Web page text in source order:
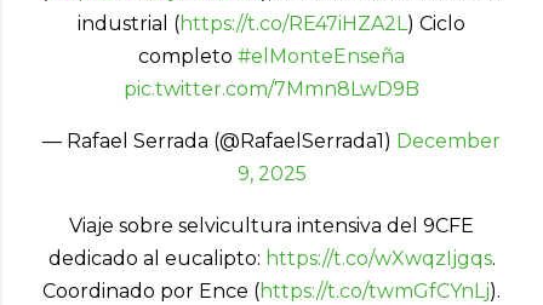
industrial (https://t.co/RE47iHZA2L) Ciclo
completo #elMonteEnseña
pic.twitter.com/7Mmn8LwD9B
— Rafael Serrada (@RafaelSerrada1) December
9, 2025
Viaje sobre selvicultura intensiva del 9CFE
dedicado al eucalipto: https://t.co/wXwqzIjgqs.
Coordinado por Ence (https://t.co/twmGfCYnLj).